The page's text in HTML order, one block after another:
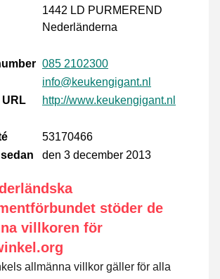
1442 LD PURMEREND
Nederländerna
085 2102300
info@keukengigant.nl
URL
http://www.keukengigant.nl
53170466
den 3 december 2013
stöder de
villkoren för
allmänna villkor gäller för alla